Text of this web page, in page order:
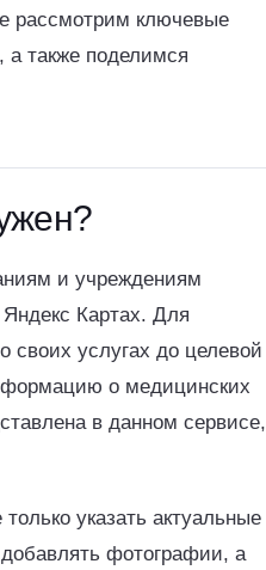
рассмотрим ключевые
а также поделимся
и учреждениям
Картах. Для
своих услугах до целевой
о медицинских
в данном сервисе,
указать актуальные
фотографии, а